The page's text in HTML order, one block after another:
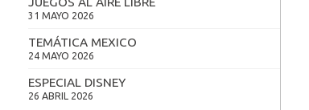
31 MAYO 2026
TEMÁTICA MEXICO
24 MAYO 2026
ESPECIAL DISNEY
26 ABRIL 2026